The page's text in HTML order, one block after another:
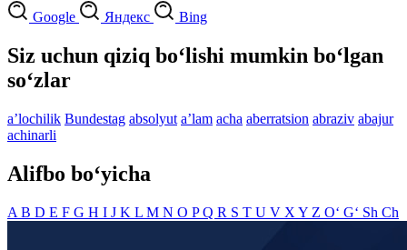
Google Яндекс Bing
Siz uchun qiziq bo‘lishi mumkin bo‘lgan
so‘zlar
aʼlochilik Bundestag absolyut aʼlam acha aberratsion abraziv abajur
achinarli
Alifbo bo‘yicha
A B D E F G H I J K L M N O PQ R S T U V X Y Z O‘ G‘ Sh Ch